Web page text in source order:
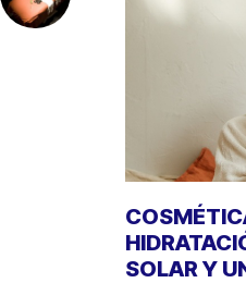
SOLAR Y